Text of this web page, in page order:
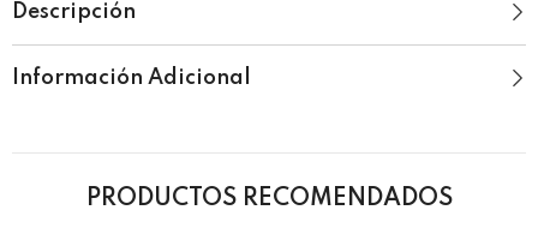
Descripción
Información Adicional
PRODUCTOS RECOMENDADOS